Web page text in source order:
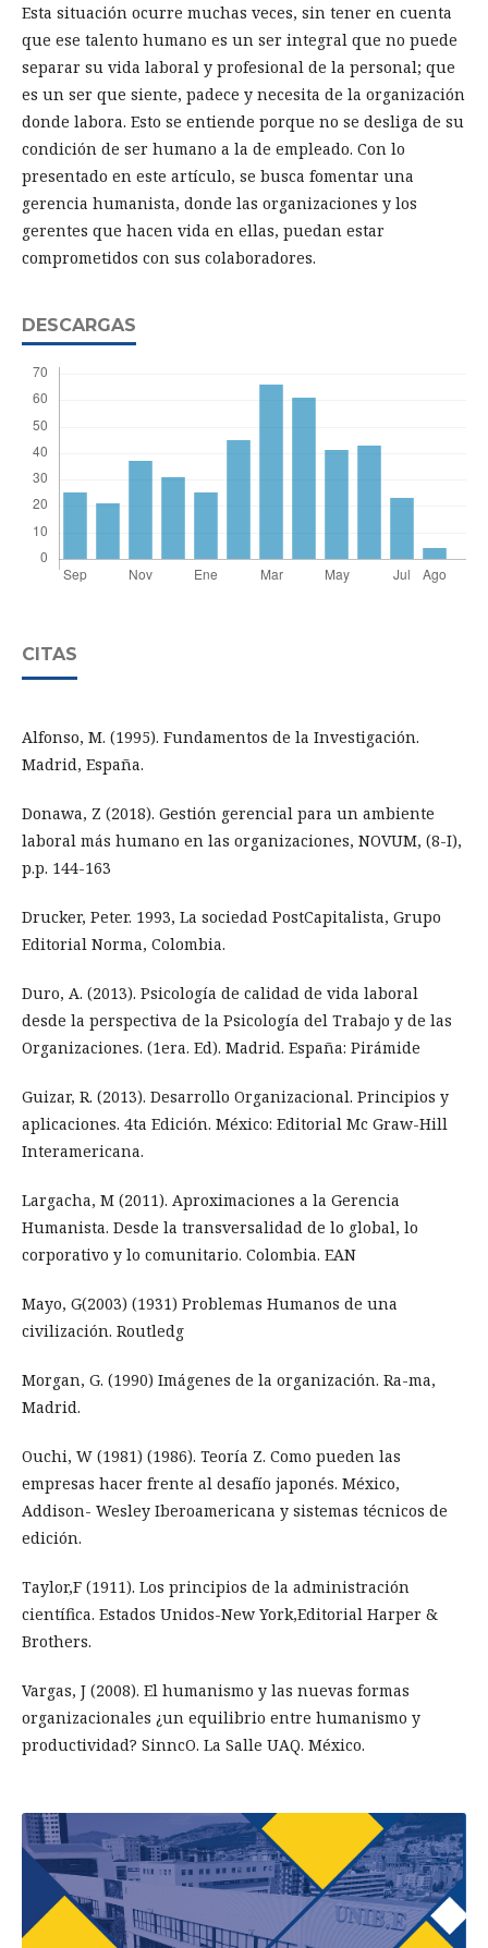
Esta situación ocurre muchas veces, sin tener en cuenta
que ese talento humano es un ser integral que no puede
separar su vida laboral y profesional de la personal; que
es un ser que siente, padece y necesita de la organización
donde labora. Esto se entiende porque no se desliga de su
condición de ser humano a la de empleado. Con lo
presentado en este artículo, se busca fomentar una
gerencia humanista, donde las organizaciones y los
gerentes que hacen vida en ellas, puedan estar
comprometidos con sus colaboradores.
DESCARGAS
CITAS
Alfonso, M. (1995). Fundamentos de la Investigación.
Madrid, España.
Donawa, Z (2018). Gestión gerencial para un ambiente
laboral más humano en las organizaciones, NOVUM, (8-I),
p.p. 144-163
Drucker, Peter. 1993, La sociedad PostCapitalista, Grupo
Editorial Norma, Colombia.
Duro, A. (2013). Psicología de calidad de vida laboral
desde la perspectiva de la Psicología del Trabajo y de las
Organizaciones. (1era. Ed). Madrid. España: Pirámide
Guizar, R. (2013). Desarrollo Organizacional. Principios y
aplicaciones. 4ta Edición. México: Editorial Mc Graw-Hill
Interamericana.
Largacha, M (2011). Aproximaciones a la Gerencia
Humanista. Desde la transversalidad de lo global, lo
corporativo y lo comunitario. Colombia. EAN
Mayo, G(2003) (1931) Problemas Humanos de una
civilización. Routledg
Morgan, G. (1990) Imágenes de la organización. Ra-ma,
Madrid.
Ouchi, W (1981) (1986). Teoría Z. Como pueden las
empresas hacer frente al desafío japonés. México,
Addison- Wesley Iberoamericana y sistemas técnicos de
edición.
Taylor,F (1911). Los principios de la administración
científica. Estados Unidos-New York,Editorial Harper &
Brothers.
Vargas, J (2008). El humanismo y las nuevas formas
organizacionales ¿un equilibrio entre humanismo y
productividad? SinncO. La Salle UAQ. México.